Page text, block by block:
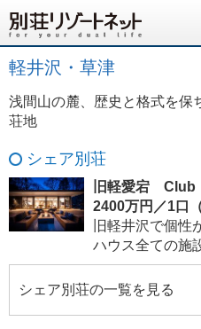
軽井沢・草津
浅間山の麓、歴史と格式を保
荘地
シェア別荘
旧軽愛宕
2400万円／1口
旧軽井沢で個性
ハウス全ての施
シェア別荘の一覧を見る